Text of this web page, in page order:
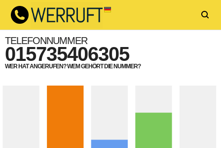
TELEFONNUMMER
015735406305
WER HAT ANGERUFEN? WEM GEHÖRT DIE NUMMER?